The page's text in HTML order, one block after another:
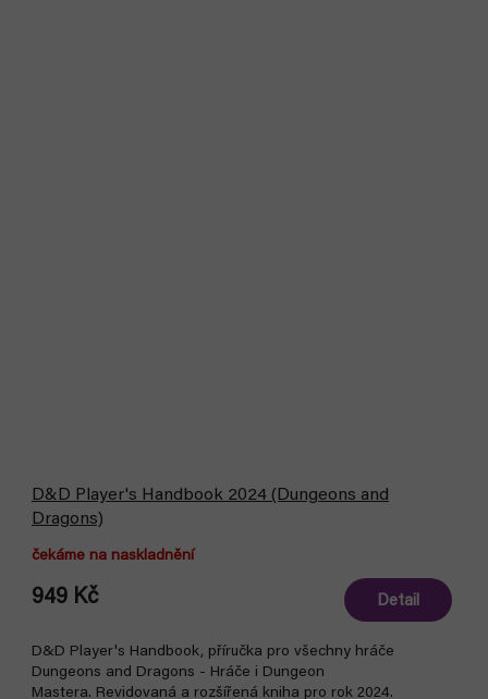
D&D Player's Handbook 2024 (Dungeons and
Dragons)
čekáme na naskladnění
949 Kč Detail
D&D Player's Handbook, příručka pro všechny hráče
Dungeons and Dragons - Hráče i Dungeon
Mastera. Revidovaná a rozšířená kniha pro rok 2024.